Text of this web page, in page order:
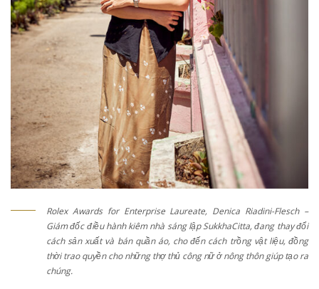
Rolex Awards for Enterprise Laureate, Denica Riadini-Flesch –
Giám đốc điều hành kiêm nhà sáng lập SukkhaCitta, đang thay đổi
cách sản xuất và bán quần áo, cho đến cách trồng vật liệu, đồng
thời trao quyền cho những thợ thủ công nữ ở nông thôn giúp tạo ra
chúng.